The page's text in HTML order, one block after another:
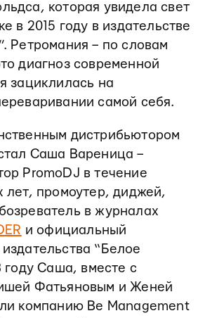
которая увидела свет
в 2015 году в издательстве
Ретромания – по словам
диагноз современной
зациклилась на
самой себя.
дистрибьютором
Саша Вареница –
PromoDJ в течение
лет, промоутер, диджей,
в журналах
и официальный
“Белое
году Саша, вместе с
Фатьяновым и Женей
компанию Be Management